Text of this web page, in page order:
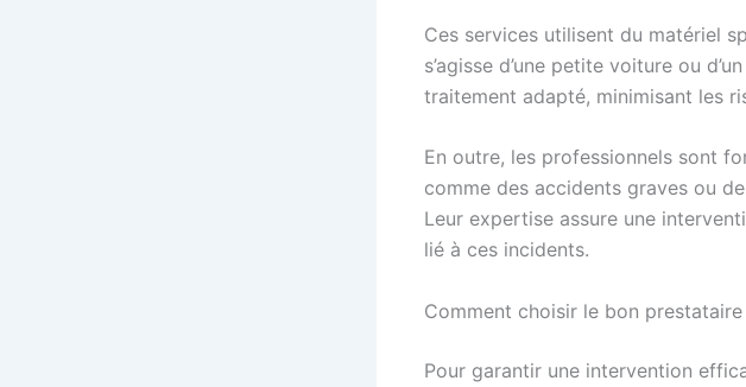
Ces services utilisent du matériel
s’agisse d’une petite voiture ou
traitement adapté, minimisant les
En outre, les professionnels sont
comme des accidents graves ou
Leur expertise assure une
lié à ces incidents.
Comment choisir le bon prestataire
Pour garantir une intervention